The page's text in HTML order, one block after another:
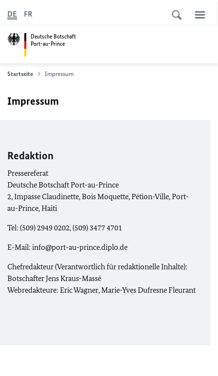
Deutsche Botschaft
Port-au-Prince
DE FR
Startseite Impressum
Impressum
Redaktion
Pressereferat
Deutsche Botschaft Port-au-Prince
2, Impasse Claudinette, Bois Moquette, Pétion-Ville, Port-
au-Prince, Haiti
Tel: (509) 2949 0202, (509) 3477 4701
E-Mail: info@port-au-prince.diplo.de
Chefredakteur (Verantwortlich für redaktionelle Inhalte):
Botschafter Jens Kraus-Massé
Webredakteure: Eric Wagner, Marie-Yves Dufresne Fleurant